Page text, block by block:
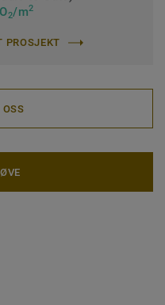
2/m2
PROSJEKT
OSS